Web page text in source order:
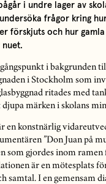
i undre lager av
frågor kring
förskjuts och hur
nuet.
i bakgrunden
i Stockholm som
ritades med
märken i skolans
en konstnärlig
”Don Juan på
som gjordes inom
är en mötesplats
samtal. I en gemensam